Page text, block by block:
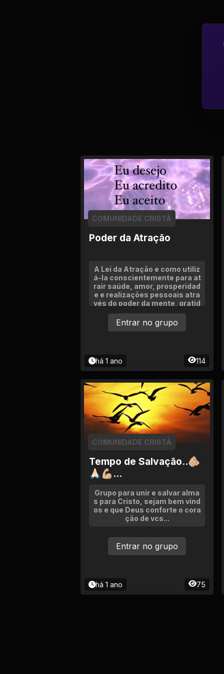
Poder da Atração
COMUNIDADE CRISTÃ
A Lei da Atração e como utiliz
á-la conscientemente para at
rair saúde, amor, prosperidad
e e realizações pessoais atra
vés do poder da mente, gratid
ão e energia vibracional.
há 1 ano 114
Entrar no grupo
Tempo de Salvação..🫵🏼
🙏🏻💪🏼...
COMUNIDADE CRISTÃ
Grupo para unir e salvar alma
s para Cristo, sejam bem vind
os e que Deus conforte o cora
ção de vcs...
há 1 ano 75
Entrar no grupo